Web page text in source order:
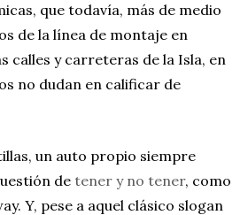
que todavía, más de medio
de la línea de montaje en
calles y carreteras de la Isla, en
no dudan en calificar de
un auto propio siempre
de tener y no tener, como
Y, pese a aquel clásico slogan